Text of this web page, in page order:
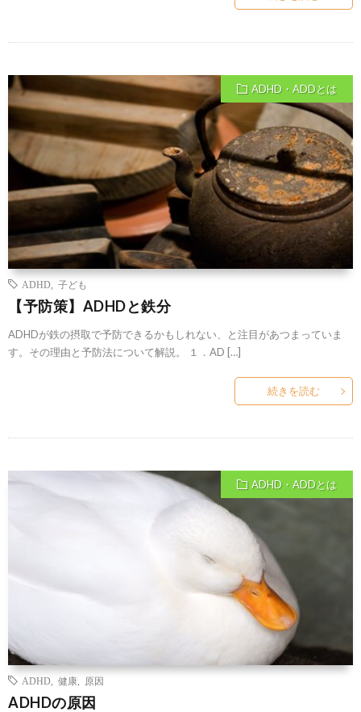
ADHD・ADDとは
ADHD 子ども
【予防策】ADHDと鉄分
ADHDが鉄の摂取で予防できるかもしれない、と注目があつまっていま
す。その理由と予防法について解説。 １．AD […]
続きを読む
ADHD・ADDとは
ADHD 健康 原因
ADHDの原因